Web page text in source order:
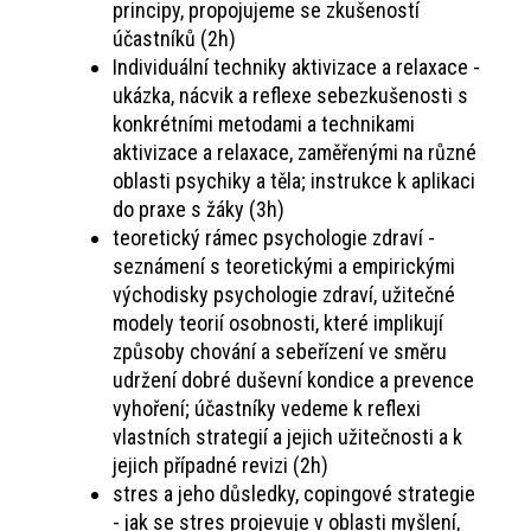
principy, propojujeme se zkušeností
účastníků (2h)
Individuální techniky aktivizace a relaxace -
ukázka, nácvik a reflexe sebezkušenosti s
konkrétními metodami a technikami
aktivizace a relaxace, zaměřenými na různé
oblasti psychiky a těla; instrukce k aplikaci
do praxe s žáky (3h)
teoretický rámec psychologie zdraví -
seznámení s teoretickými a empirickými
východisky psychologie zdraví, užitečné
modely teorií osobnosti, které implikují
způsoby chování a sebeřízení ve směru
udržení dobré duševní kondice a prevence
vyhoření; účastníky vedeme k reflexi
vlastních strategií a jejich užitečnosti a k
jejich případné revizi (2h)
stres a jeho důsledky, copingové strategie
- jak se stres projevuje v oblasti myšlení,